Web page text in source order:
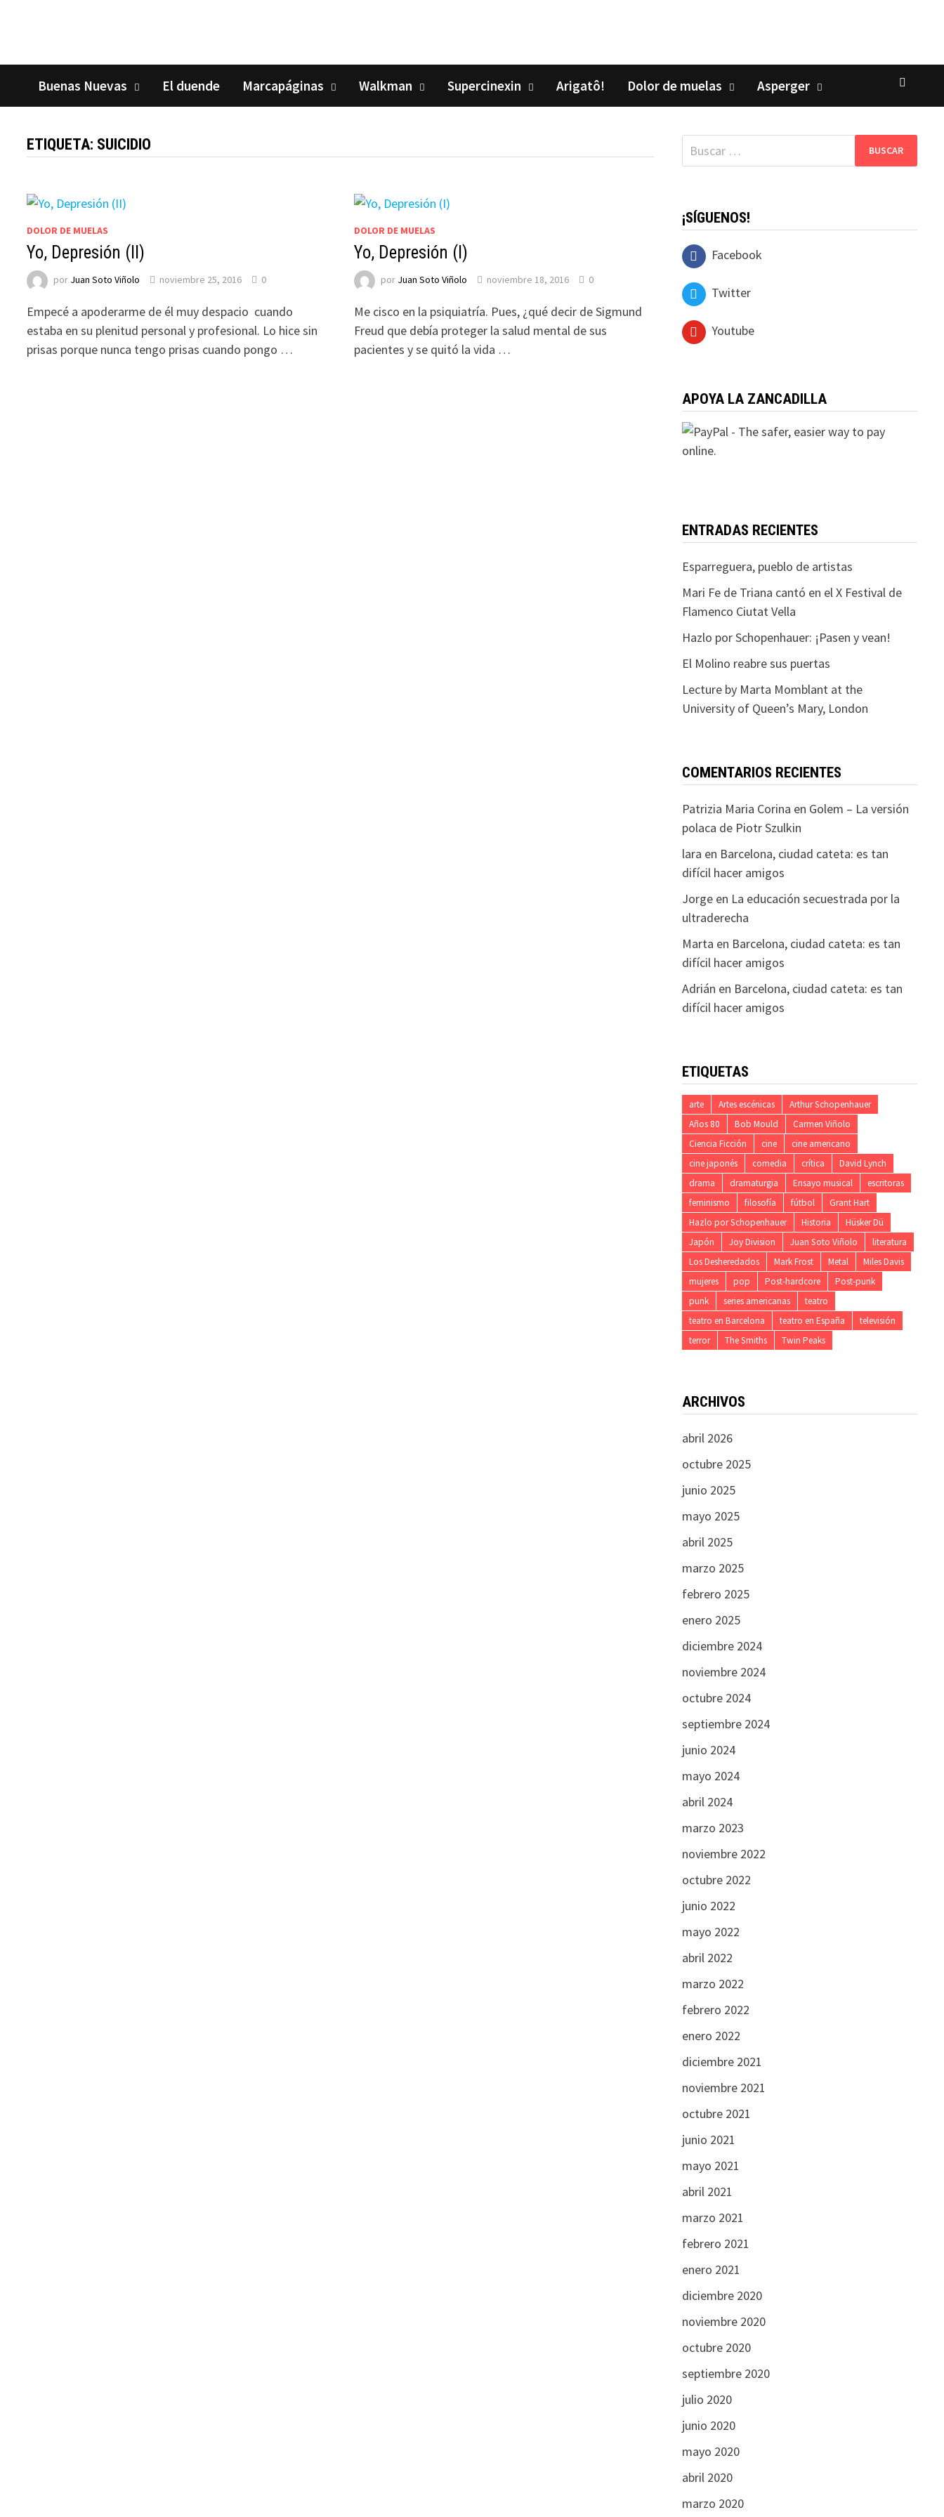
Buenas Nuevas El duende Marcapáginas Walkman Supercinexin Arigatô! Dolor de muelas Asperger
ETIQUETA: SUICIDIO
DOLOR DE MUELAS
Yo, Depresión (II)
por Juan Soto Viñolo noviembre 25, 2016 0
Empecé a apoderarme de él muy despacio cuando
estaba en su plenitud personal y profesional. Lo hice sin
prisas porque nunca tengo prisas cuando pongo …
DOLOR DE MUELAS
Yo, Depresión (I)
por Juan Soto Viñolo noviembre 18, 2016 0
Me cisco en la psiquiatría. Pues, ¿qué decir de Sigmund
Freud que debía proteger la salud mental de sus
pacientes y se quitó la vida …
Buscar:
¡SÍGUENOS!
Facebook
Twitter
Youtube
APOYA LA ZANCADILLA
ENTRADAS RECIENTES
Esparreguera, pueblo de artistas
Mari Fe de Triana cantó en el X Festival de
Flamenco Ciutat Vella
Hazlo por Schopenhauer: ¡Pasen y vean!
El Molino reabre sus puertas
Lecture by Marta Momblant at the
University of Queen’s Mary, London
COMENTARIOS RECIENTES
Patrizia Maria Corina en Golem – La versión
polaca de Piotr Szulkin
lara en Barcelona, ciudad cateta: es tan
difícil hacer amigos
Jorgeen La educación secuestrada por la
ultraderecha
Marta en Barcelona, ciudad cateta: es tan
difícil hacer amigos
Adrián en Barcelona, ciudad cateta: es tan
difícil hacer amigos
ETIQUETAS
arte Artes escénicas
Arthur Schopenhauer
Años 80
Bob Mould
Carmen Viñolo
Ciencia Ficción
cine
cine americano
cine japonés
comedia crítica
David Lynch
drama
dramaturgia Ensayo musical
escritoras
feminismo
filosofía fútbol
Grant Hart
Hazlo por Schopenhauer
Historia
Hüsker Dü
Japón
Joy Division Juan Soto Viñolo
literatura
Los Desheredados
Mark Frost Metal
Miles Davis
mujeres
pop Post-hardcore
Post-punk
punk
series americanas
teatro
teatro en Barcelona
teatro en España
televisión
terror
The Smiths Twin Peaks
ARCHIVOS
abril 2026
octubre 2025
junio 2025
mayo 2025
abril 2025
marzo 2025
febrero 2025
enero 2025
diciembre 2024
noviembre 2024
octubre 2024
septiembre 2024
junio 2024
mayo 2024
abril 2024
marzo 2023
noviembre 2022
octubre 2022
junio 2022
mayo 2022
abril 2022
marzo 2022
febrero 2022
enero 2022
diciembre 2021
noviembre 2021
octubre 2021
junio 2021
mayo 2021
abril 2021
marzo 2021
febrero 2021
enero 2021
diciembre 2020
noviembre 2020
octubre 2020
septiembre 2020
julio 2020
junio 2020
mayo 2020
abril 2020
marzo 2020